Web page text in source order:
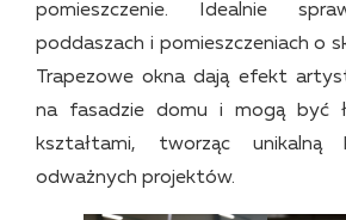
pomieszczenie. Idealnie
poddaszach i pomieszczeniach o
Trapezowe okna dają efekt
na fasadzie domu i mogą być
kształtami, tworząc unikalną
odważnych projektów.